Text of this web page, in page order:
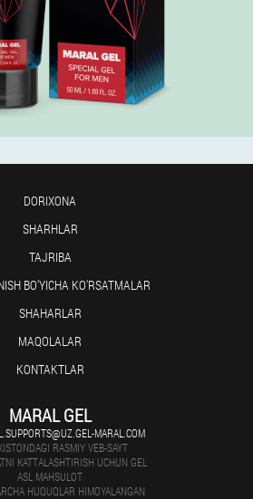
DORIXONA
SHARHLAR
TAJRIBA
BO'YICHA KO'RSATMALAR
SHAHARLAR
MAQOLALAR
KONTAKTLAR
MARAL GEL
MARAL.COM
RASMIY VEB-SAYT
KATTALASHTIRISH UCHUN GEL
ASL MAHSULOT
HUQUQLAR HIMOYALANGAN